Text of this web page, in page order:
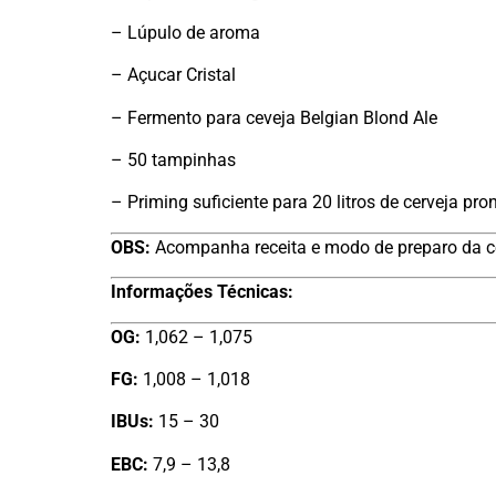
– Lúpulo de aroma
– Açucar Cristal
– Fermento para ceveja Belgian Blond Ale
– 50 tampinhas
– Priming suficiente para 20 litros de cerveja
OBS: Acompanha receita e modo de preparo da
Informações Técnicas:
OG: 1,062 – 1,075
FG: 1,008 – 1,018
IBUs: 15 – 30
EBC: 7,9 – 13,8